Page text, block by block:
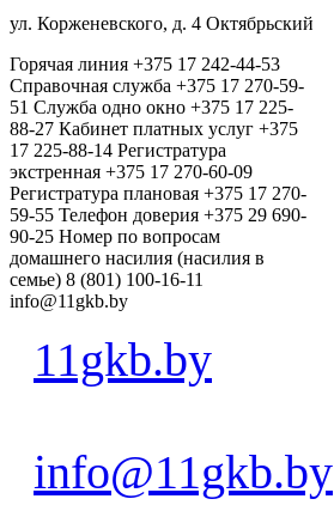
ул. Корженевского, д. 4 Октябрьский
Горячая линия +375 17 242-44-53
Справочная служба +375 17 270-59-
51 Cлужба одно окно +375 17 225-
88-27 Кабинет платных услуг +375
17 225-88-14 Регистратура
экстренная +375 17 270-60-09
Регистратура плановая +375 17 270-
59-55 Телефон доверия +375 29 690-
90-25 Номер по вопросам
домашнего насилия (насилия в
семье) 8 (801) 100-16-11
info@11gkb.by
11gkb.by
info@11gkb.by